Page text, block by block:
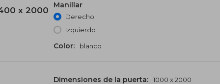
x 2000
Manillar
Derecho
Izquierdo
Color: blanco
Dimensiones de la puerta: 1000 x 2000